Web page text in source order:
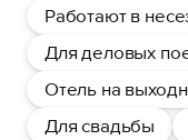
Работают в
Для деловых
Отель на
Для свадьбы